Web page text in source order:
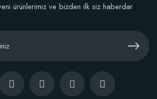
ürünlerimiz ve bizden ilk siz haberdar